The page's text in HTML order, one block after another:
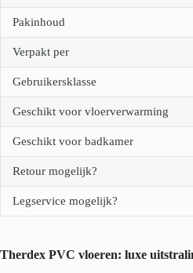
Pakinhoud
Verpakt per
Gebruikersklasse
Geschikt voor vloerverwarming
Geschikt voor badkamer
Retour mogelijk?
Legservice mogelijk?
Therdex PVC vloeren: luxe